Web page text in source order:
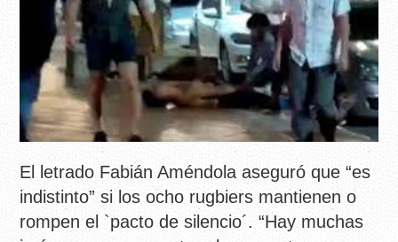
El letrado Fabián Améndola aseguró que “es
indistinto” si los ocho rugbiers mantienen o
rompen el `pacto de silencio´. “Hay muchas